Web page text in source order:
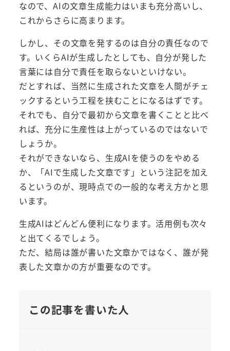
なので、AIの文章生成能力はいまも充分高いし、
これからさらに高まります。
しかし、その文章を発するのは自分の責任なので
す。いくらAIが生成したとしても、自分が発した
言葉には自分で責任を取らないといけない。
だとすれば、当然に生成された文章を人間がチェ
ックするという工程を挟むことになるはずです。
それでも、自分で最初から文章を書くことと比べ
れば、充分に生産性は上がっているのではないで
しょうか。
それができないなら、生成AIを使うのをやめる
か、「AIで生成した文章です」という注記を加え
るというのが、現時点での一般的な考え方かと思
います。
生成AIはどんどん便利になります。活用例も次々
と出てくるでしょう。
ただ、結局は誰が書いた文章かではなく、誰が発
表した文章かの方が重要なのです。
この記事を書いた人